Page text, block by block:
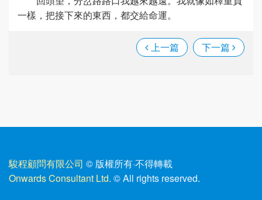
一樣，把接下來的東西，都交給命運。
上一篇 下一篇
駿程顧問有限公司 © 版權所有·不得轉載
Onwards Consultant Ltd. © All rights reserved.